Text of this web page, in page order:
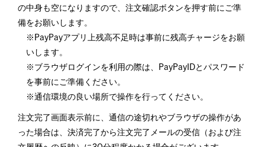
の中身も空になりますので、注文確認ボタンを押す前にご準
備をお願いします。
※PayPayアプリ上残高不足時は事前に残高チャージをお願
いします。
※ブラウザログインを利用の際は、PayPayIDとパスワード
を事前にご準備ください。
※通信環境の良い場所で操作を行ってください。
注文完了画面表示前に、通信の途切れやブラウザの操作があ
った場合は、決済完了から注文完了メールの受信（および注